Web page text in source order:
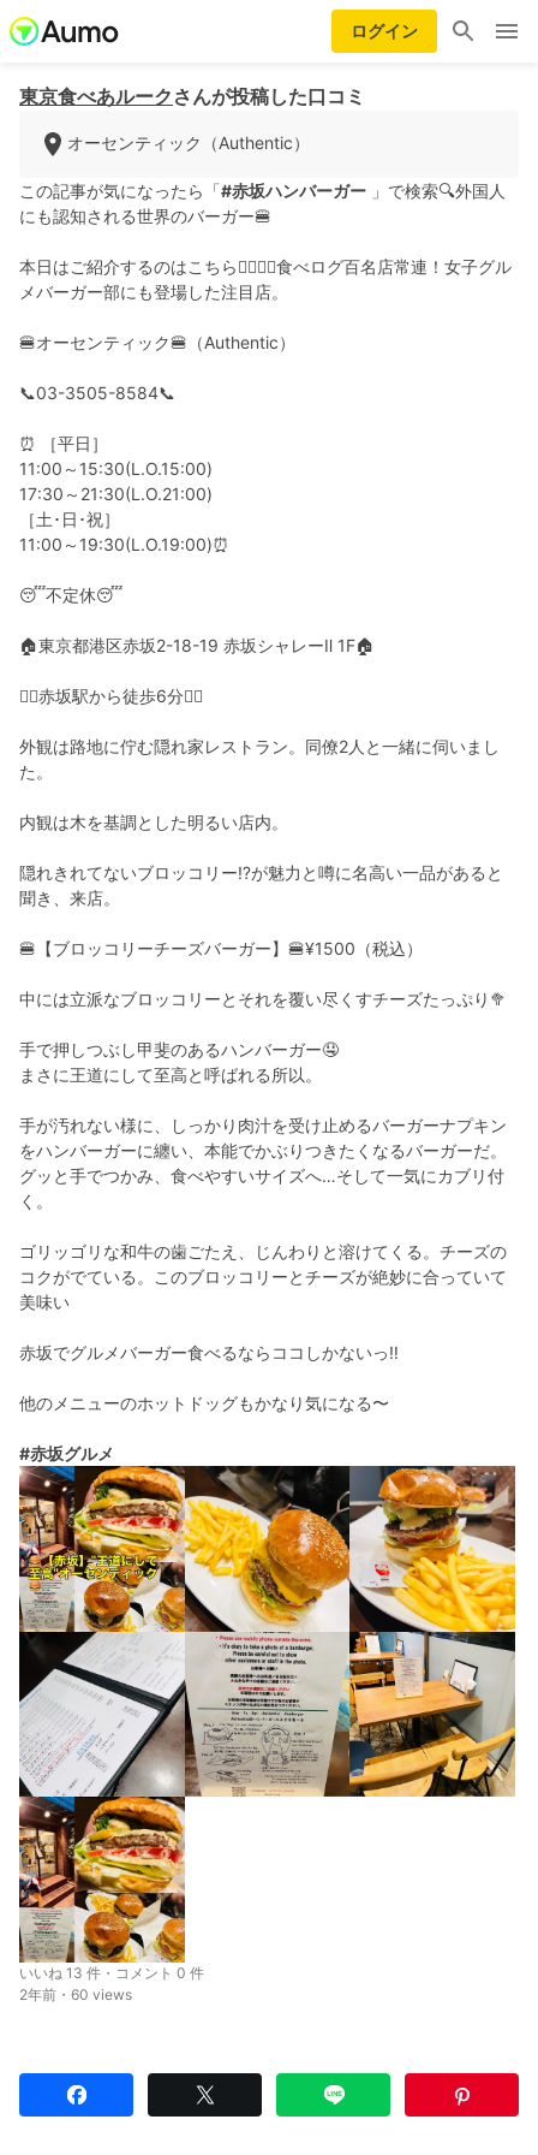
ログイン
東京食べあルーク さんが投稿した口コミ
オーセンティック（Authentic）
この記事が気になったら「#赤坂ハンバーガー 」で検索🔍外国人
にも認知される世界のバーガー🍔
本日はご紹介するのはこちら💁‍♀️💁‍♂️食べログ百名店常連！女子グル
メバーガー部にも登場した注目店。
🍔オーセンティック🍔（Authentic）
📞03-3505-8584📞
⏰ ［平日］
11:00～15:30(L.O.15:00)
17:30～21:30(L.O.21:00)
［土･日･祝］
11:00～19:30(L.O.19:00)⏰
😴不定休😴
🏠東京都港区赤坂2-18-19 赤坂シャレーⅡ 1F🏠
🚶‍♂️赤坂駅から徒歩6分🚶‍♀️
外観は路地に佇む隠れ家レストラン。同僚2人と一緒に伺いまし
た。
内観は木を基調とした明るい店内。
隠れきれてないブロッコリー⁉️が魅力と噂に名高い一品があると
聞き、来店。
🍔【ブロッコリーチーズバーガー】🍔¥1500（税込）
中には立派なブロッコリーとそれを覆い尽くすチーズたっぷり🥦
手で押しつぶし甲斐のあるハンバーガー🤤
まさに王道にして至高と呼ばれる所以。
手が汚れない様に、しっかり肉汁を受け止めるバーガーナプキン
をハンバーガーに纏い、本能でかぶりつきたくなるバーガーだ。
グッと手でつかみ、食べやすいサイズへ…そして一気にカブリ付
く。
ゴリッゴリな和牛の歯ごたえ、じんわりと溶けてくる。チーズの
コクがでている。このブロッコリーとチーズが絶妙に合っていて
美味い
赤坂でグルメバーガー食べるならココしかないっ‼︎
他のメニューのホットドッグもかなり気になる〜
#赤坂グルメ
いいね 13 件・コメント 0 件
2年前・60 views